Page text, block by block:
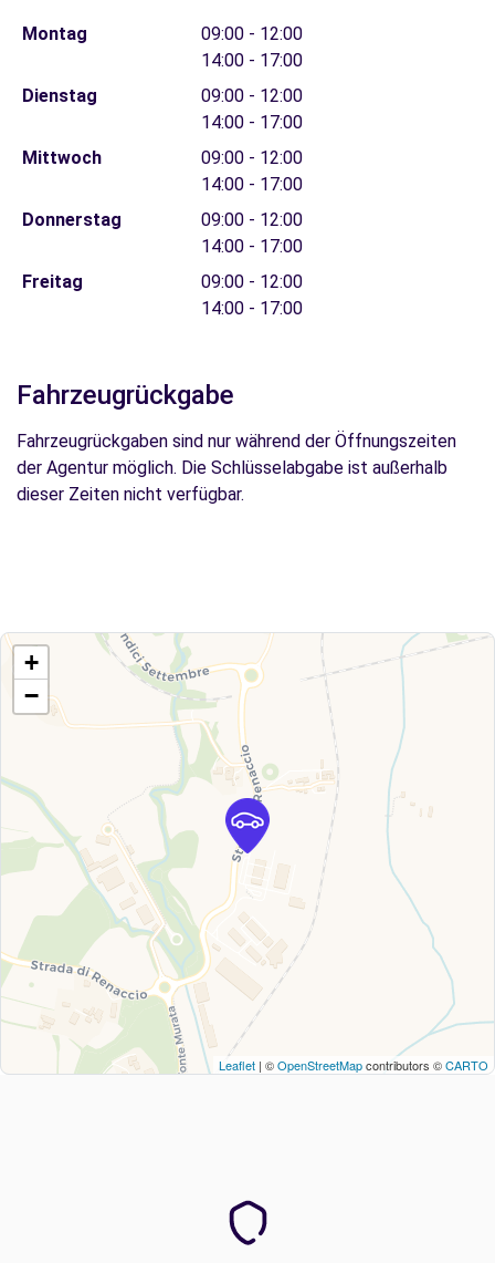
Montag
09:00 - 12:00
14:00 - 17:00
Dienstag
09:00 - 12:00
14:00 - 17:00
Mittwoch
09:00 - 12:00
14:00 - 17:00
Donnerstag
09:00 - 12:00
14:00 - 17:00
Freitag
09:00 - 12:00
14:00 - 17:00
Fahrzeugrückgabe
Fahrzeugrückgaben sind nur während der Öffnungszeiten
der Agentur möglich. Die Schlüsselabgabe ist außerhalb
dieser Zeiten nicht verfügbar.
+
−
Leaflet | ©OpenStreetMapcontributors ©CARTO